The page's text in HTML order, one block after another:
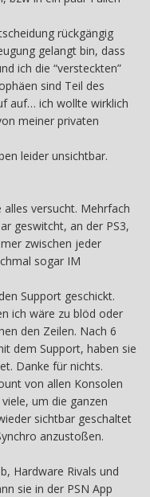
rückgängig
gelangt bin, dass
ich die “versteckten”
sind Teil des
auf… ich wollte wirklich
meiner privaten
leider unsichtbar.
versucht. Mehrfach
geswitcht, an der PS3,
zwischen jeder
sogar IM
Support geschickt.
ich wäre zu blöd oder
den Zeilen. Nach 6
dem Support, haben sie
Danke für nichts.
von allen Konsolen
um die ganzen
sichtbar geschaltet
anzustoßen.
Hardware Rivals und
sie in der PSN App